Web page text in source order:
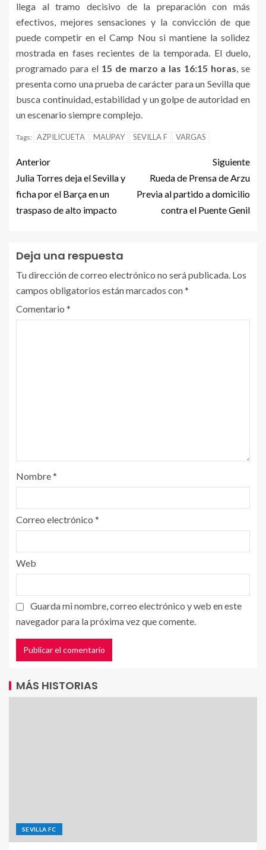
llega al tramo decisivo de la preparación con más
efectivos, mejores sensaciones y la convicción de que
puede competir en el Camp Nou si mantiene la solidez
mostrada en fases recientes de la temporada. El duelo,
programado para el 15 de marzo a las 16:15 horas, se
presenta como una prueba de carácter para un Sevilla que
busca continuidad, estabilidad y un golpe de autoridad en
un escenario siempre complejo.
Tags: AZPILICUETA MAUPAY SEVILLA F VARGAS
Anterior
Julia Torres deja el Sevilla y
ficha por el Barça en un
traspaso de alto impacto
Siguiente
Rueda de Prensa de Arzu
Previa al partido a domicilio
contra el Puente Genil
Deja una respuesta
Tu dirección de correo electrónico no será publicada. Los
campos obligatorios están marcados con*
Comentario *
Nombre*
Correo electrónico *
Web
Guarda mi nombre, correo electrónico y web en este
navegador para la próxima vez que comente.
MÁS HISTORIAS
SEVILLA FC